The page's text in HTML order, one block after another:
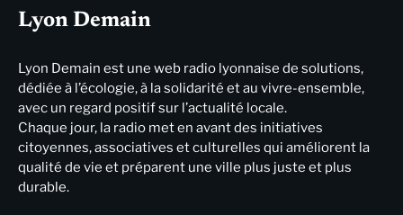
Lyon Demain
Lyon Demain est une web radio lyonnaise de solutions,
dédiée à l’écologie, à la solidarité et au vivre-ensemble,
avec un regard positif sur l’actualité locale.
Chaque jour, la radio met en avant des initiatives
citoyennes, associatives et culturelles qui améliorent la
qualité de vie et préparent une ville plus juste et plus
durable.